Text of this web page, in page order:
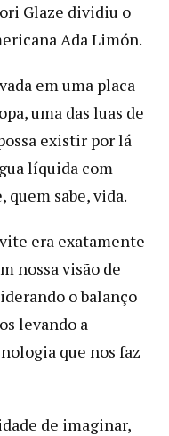
Glaze dividiu o
Ada Limón.
em uma placa
uma das luas de
existir por lá
líquida com
sabe, vida.
era exatamente
nossa visão de
o balanço
levando a
que nos faz
de imaginar,